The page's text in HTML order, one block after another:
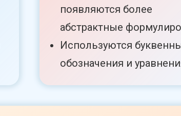
появляются более
абстрактные
Используются
обозначения и